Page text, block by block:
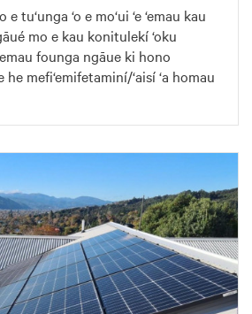
tu‘unga ‘o e mo‘ui ‘e ‘emau kau
mo e kau konitulekí ‘oku
founga ngāue ki hono
he mefi‘emifetaminí/‘aisí ‘a homau